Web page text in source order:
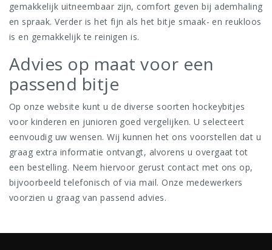
gemakkelijk uitneembaar zijn, comfort geven bij ademhaling
en spraak. Verder is het fijn als het bitje smaak- en reukloos
is en gemakkelijk te reinigen is.
Advies op maat voor een
passend bitje
Op onze website kunt u de diverse soorten hockeybitjes
voor kinderen en junioren goed vergelijken. U selecteert
eenvoudig uw wensen. Wij kunnen het ons voorstellen dat u
graag extra informatie ontvangt, alvorens u overgaat tot
een bestelling. Neem hiervoor gerust contact met ons op,
bijvoorbeeld telefonisch of via mail. Onze medewerkers
voorzien u graag van passend advies.